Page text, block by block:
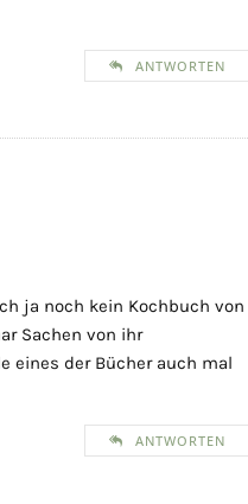
ANTWORTEN
ja noch kein Kochbuch von
Sachen von ihr
eines der Bücher auch mal
ANTWORTEN